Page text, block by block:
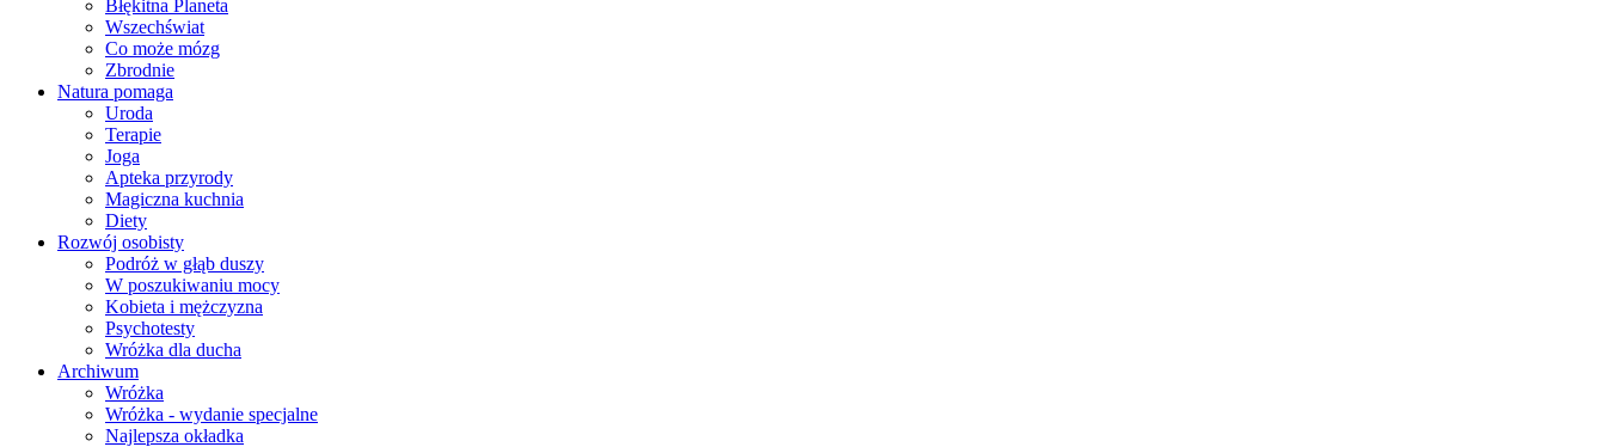
Błękitna Planeta
Wszechświat
Co może mózg
Zbrodnie
Natura pomaga
Uroda
Terapie
Joga
Apteka przyrody
Magiczna kuchnia
Diety
Rozwój osobisty
Podróż w głąb duszy
W poszukiwaniu mocy
Kobieta i mężczyzna
Psychotesty
Wróżka dla ducha
Archiwum
Wróżka
Wróżka - wydanie specjalne
Najlepsza okładka